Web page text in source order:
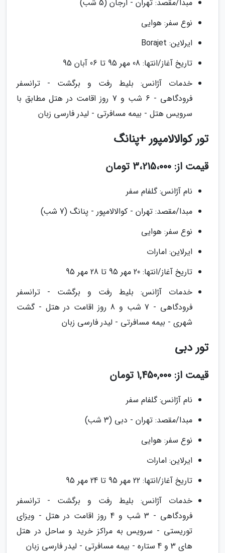
مبدا/مقصد: تهران - ارجان (5 شب)
نوع سفر: هوایی
ایرلاین: Borajet
تاریخ آغاز/انتها: 08 مهر 95 تا 06 آبان 95
خدمات آژانس: بلیط رفت و برگشت - ترانسفر
فرودگاهی - 6 شب و 7 روز اقامت در هتل مطابق با
سرویس هتل - بیمه مسافرتی - لیدر فارسی زبان
تور کوالالامپور +پنانگ
قیمت از: 3،215،000 تومان
نام آژانس: گلفام سفر
مبدا/مقصد: تهران - کوالالامپور - پنانگ (7 شب)
نوع سفر: هوایی
ایرلاین: امارات
تاریخ آغاز/انتها: 20 مهر 95 تا 28 مهر 95
خدمات آژانس: بلیط رفت و برگشت - ترانسفر
فرودگاهی - 7 شب و 8 روز اقامت در هتل - گشت
شهری - بیمه مسافرتی - لیدر فارسی زبان
تور دبی
قیمت از: 1,450,000 تومان
نام آژانس: گلفام سفر
مبدا/مقصد: تهران - دبی (3 شب)
نوع سفر: هوایی
ایرلاین: امارات
تاریخ آغاز/انتها: 22 مهر 95 تا 24 مهر 95
خدمات آژانس: بلیط رفت و برگشت - ترانسفر
فرودگاهی - 3 شب و 4 روز اقامت در هتل - ویزای
توریستی - سرویس به مراکز خرید و ساحل در هتل
های 3 و 4 ستاره - بیمه مسافرتی - لیدر فارسی زبان